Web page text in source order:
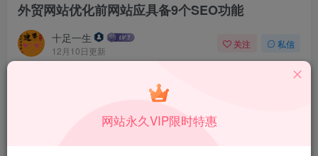
外贸网站优化前网站应具备9个SEO功能
十足一生
12月10日更新
关注 私信
本站所有内容来自互联网收集，仅供学习和交流，请勿用于商业
用途。如有侵权、不妥之处，请第一时间联系我们删除！
网站永久VIP限时特惠